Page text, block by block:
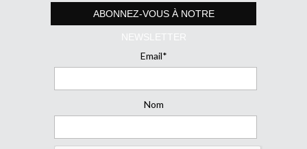
ABONNEZ-VOUS À NOTRE
NEWSLETTER
Email*
Nom